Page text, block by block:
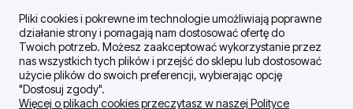
Szybki Kontakt
Dostawa / płatności
Pliki cookies i pokrewne im technologie umożliwiają poprawne
działanie strony i pomagają nam dostosować ofertę do
Twoich potrzeb. Możesz zaakceptować wykorzystanie przez
nas wszystkich tych plików i przejść do sklepu lub dostosować
użycie plików do swoich preferencji, wybierając opcję
"Dostosuj zgody".
Więcej o plikach cookies przeczytasz w naszej Polityce